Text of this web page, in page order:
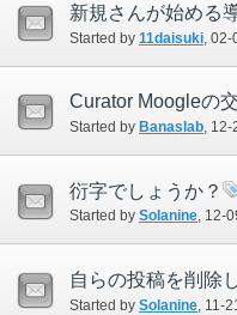
Started by 11daisuki ‎,
Curator Moogleの
Started by Banaslab‎, 12-
衍字でしょうか？
Started by Solanine‎, 12-
Started by Solanine ‎, 11-